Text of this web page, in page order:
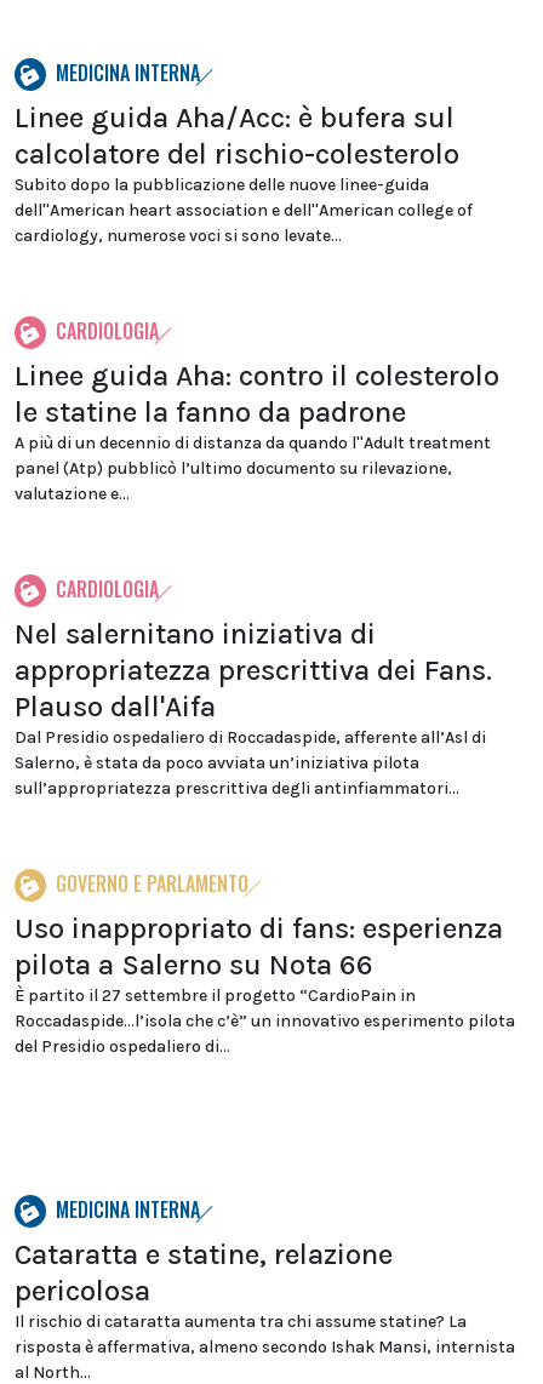
MEDICINA INTERNA
Linee guida Aha/Acc: è bufera sul
calcolatore del rischio-colesterolo
Subito dopo la pubblicazione delle nuove linee-guida
dell''American heart association e dell''American college of
cardiology, numerose voci si sono levate...
CARDIOLOGIA
Linee guida Aha: contro il colesterolo
le statine la fanno da padrone
A più di un decennio di distanza da quando l''Adult treatment
panel (Atp) pubblicò l’ultimo documento su rilevazione,
valutazione e...
CARDIOLOGIA
Nel salernitano iniziativa di
appropriatezza prescrittiva dei Fans.
Plauso dall'Aifa
Dal Presidio ospedaliero di Roccadaspide, afferente all’Asl di
Salerno, è stata da poco avviata un’iniziativa pilota
sull’appropriatezza prescrittiva degli antinfiammatori...
GOVERNO E PARLAMENTO
Uso inappropriato di fans: esperienza
pilota a Salerno su Nota 66
È partito il 27 settembre il progetto “CardioPain in
Roccadaspide…l’isola che c’è” un innovativo esperimento pilota
del Presidio ospedaliero di...
MEDICINA INTERNA
Cataratta e statine, relazione
pericolosa
Il rischio di cataratta aumenta tra chi assume statine? La
risposta è affermativa, almeno secondo Ishak Mansi, internista
al North...